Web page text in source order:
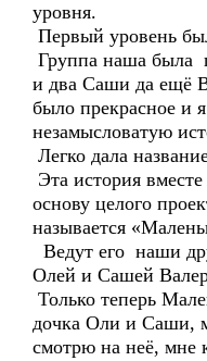
уровня.
Первый уровень
Группа наша была
и два Саши да ещё
было прекрасное и
незамысловатую
Легко дала
Эта история
основу целого
называется
Ведут его наши
Олей и Сашей
Только теперь
дочка Оли и Саши,
смотрю на неё, мне